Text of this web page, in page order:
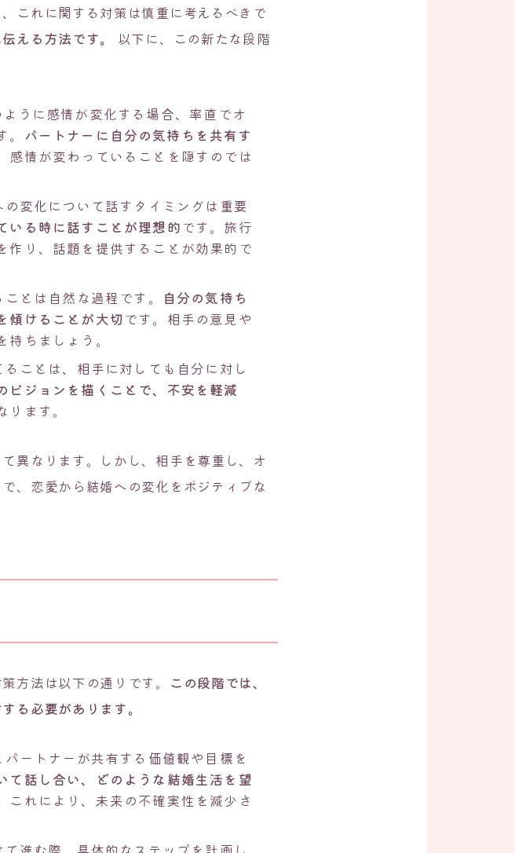
これに関する対策は慎重に考えるべきで
える方法です。
以下に、この新たな段階
うに感情が変化する場合、率直でオ
パートナーに自分の気持ちを共有す
感情が変わっていることを隠すのでは
変化について話すタイミングは重要
いる時に話すことが理想的です。旅行
作り、話題を提供することが効果的で
とは自然な過程です。
自分の気持ち
傾けることが大切 です。相手の意見や
ちましょう。
ことは、相手に対しても自分に対し
ビジョンを描くことで、不安を軽減
ます。
異なります。しかし、相手を尊重し、オ
、恋愛から結婚への変化をポジティブな
方法は以下の通りです。 この段階では、
る必要があります。
パートナーが共有する価値観や目標を
て話し合い、どのような結婚生活を望
これにより、未来の不確実性を減少さ